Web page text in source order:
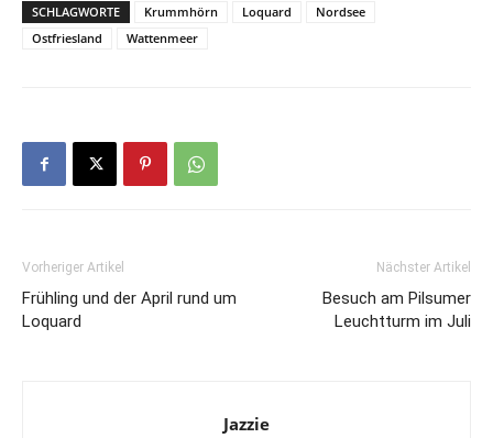
SCHLAGWORTE Krummhörn Loquard
Nordsee
Ostfriesland
Wattenmeer
Vorheriger Artikel
Frühling und der April rund um
Loquard
Nächster Artikel
Besuch am Pilsumer
Leuchtturm im Juli
Jazzie